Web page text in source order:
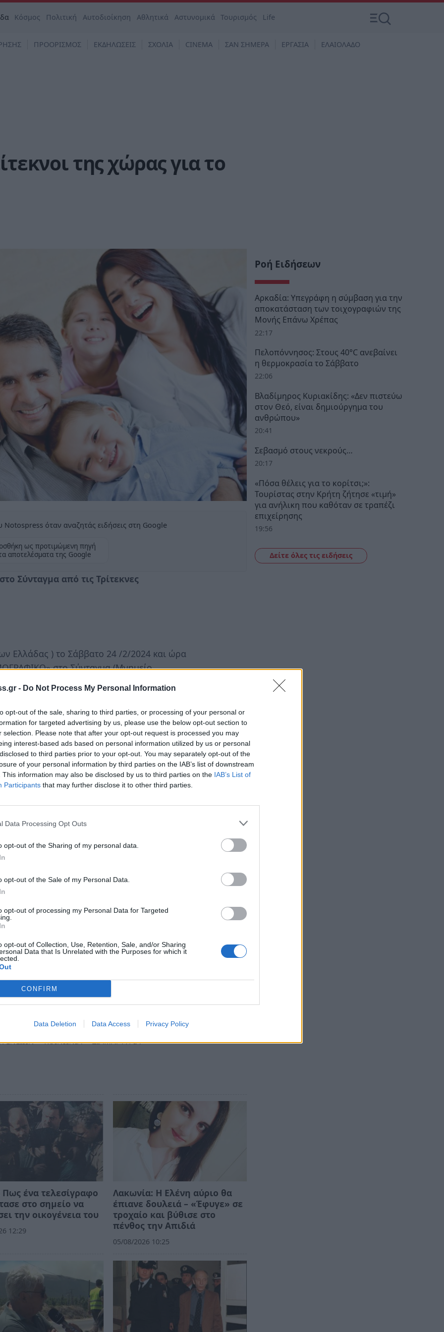
- Do Not Process My Personal Information
opt-out of the sale, sharing to third parties, or processing of your personal or
for targeted advertising by us, please use the below opt-out section to
selection. Please note that after your opt-out request is processed you may
interest-based ads based on personal information utilized by us or personal
to third parties prior to your opt-out. You may separately opt-out of the
of your personal information by third parties on the IAB’s list of downstream
This information may also be disclosed by us to third parties on the IAB’s List of
Participants that may further disclose it to other third parties.
Data Processing Opt Outs
opt-out of the Sharing of my personal data.
opt-out of the Sale of my Personal Data.
opt-out of processing my Personal Data for Targeted
opt-out of Collection, Use, Retention, Sale, and/or Sharing
Data that Is Unrelated with the Purposes for which it
CONFIRM
Data Deletion Data Access Privacy Policy
Κόσμος Πολιτική Αυτοδιοίκηση Αθλητικά Αστυνομικά Τουρισμός Life
ΠΡΟΟΡΙΣΜΟΣ ΕΚΔΗΛΩΣΕΙΣ ΣΧΟΛΙΑ CINEMA ΣΑΝ ΣΗΜΕΡΑ ΕΡΓΑΣΙΑ ΕΛΑΙΟΛΑΔΟ
της χώρας για το
όταν αναζητάς ειδήσεις στη Google
ως προτιμώμενη πηγή
αποτελέσματα της Google
Σύνταγμα από τις Τρίτεκνες
Ελλάδας ) το Σάββατο 24 /2/2024 και ώρα
στο Σύνταγμα (Μνημείο
από την Ομοσπονδία τους είναι:
ως πολύτεκνες δια βίου
100 ευρώ
κατά επιλογήν δεν θα εργάζεται για
ανεργίας μέχρι να κλείσει το
για γονείς με τρία τέκνα και
εργοδότες, για την πρόσληψη μητέρων
για όλους τους γονείς, και
οικογένειες με τρία τέκνα και άνω.
εγκατάσταση φωτοβολταϊκού,
των οικογενειών με τρία τέκνα και
στο νόμο για το μειωμένο
και μάθετε πρώτοιόλες τις ειδήσεις
ΚΟΙΝΩΝΙΑ ΔΙΑΜΑΡΤΥΡΙΑ
ένα τελεσίγραφο
στο σημείο να
την οικογένεια του
12:29
Λακωνία: Η Ελένη αύριο θα
έπιανε δουλειά – «Έφυγε» σε
τροχαίο και βύθισε στο
πένθος την Απιδιά
05/08/2026 10:25
Ροή Ειδήσεων
Αρκαδία: Υπεγράφη η σύμβαση για την
αποκατάσταση των τοιχογραφιών της
Μονής Επάνω Χρέπας
22:17
Πελοπόννησος: Στους 40°C ανεβαίνει
η θερμοκρασία το Σάββατο
22:06
Βλαδίμηρος Κυριακίδης: «Δεν πιστεύω
στον Θεό, είναι δημιούργημα του
ανθρώπου»
20:41
Σεβασμό στους νεκρούς…
20:17
«Πόσα θέλεις για το κορίτσι;»:
Τουρίστας στην Κρήτη ζήτησε «τιμή»
για ανήλικη που καθόταν σε τραπέζι
επιχείρησης
19:56
Δείτε όλες τις ειδήσεις